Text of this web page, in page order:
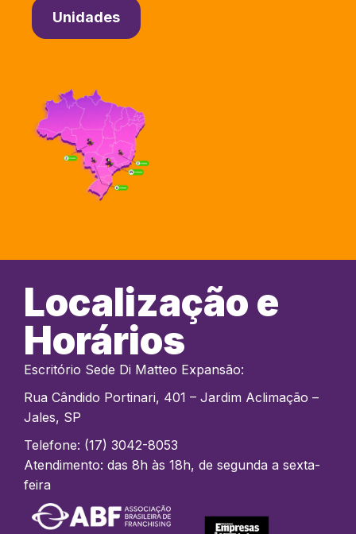
Unidades
Localização e
Horários
Escritório Sede Di Matteo Expansão:
Rua Cândido Portinari, 401 – Jardim Aclimação –
Jales, SP
Telefone: (17) 3042-8053
Atendimento: das 8h às 18h, de segunda a sexta-
feira